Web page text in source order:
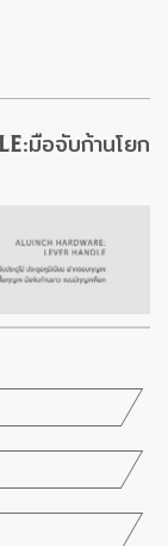
มือจับก้านโยก